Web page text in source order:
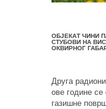
ОБЈЕКАТ ЧИНИ
СТУБОВИ НА
ОКВИРНОГ
Друга
ове године се
газишне